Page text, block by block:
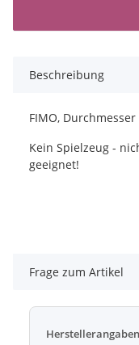
Beschreibung
FIMO,
Kein Spielzeug -
geeignet!
Frage zum Artikel
Herstellerangaben